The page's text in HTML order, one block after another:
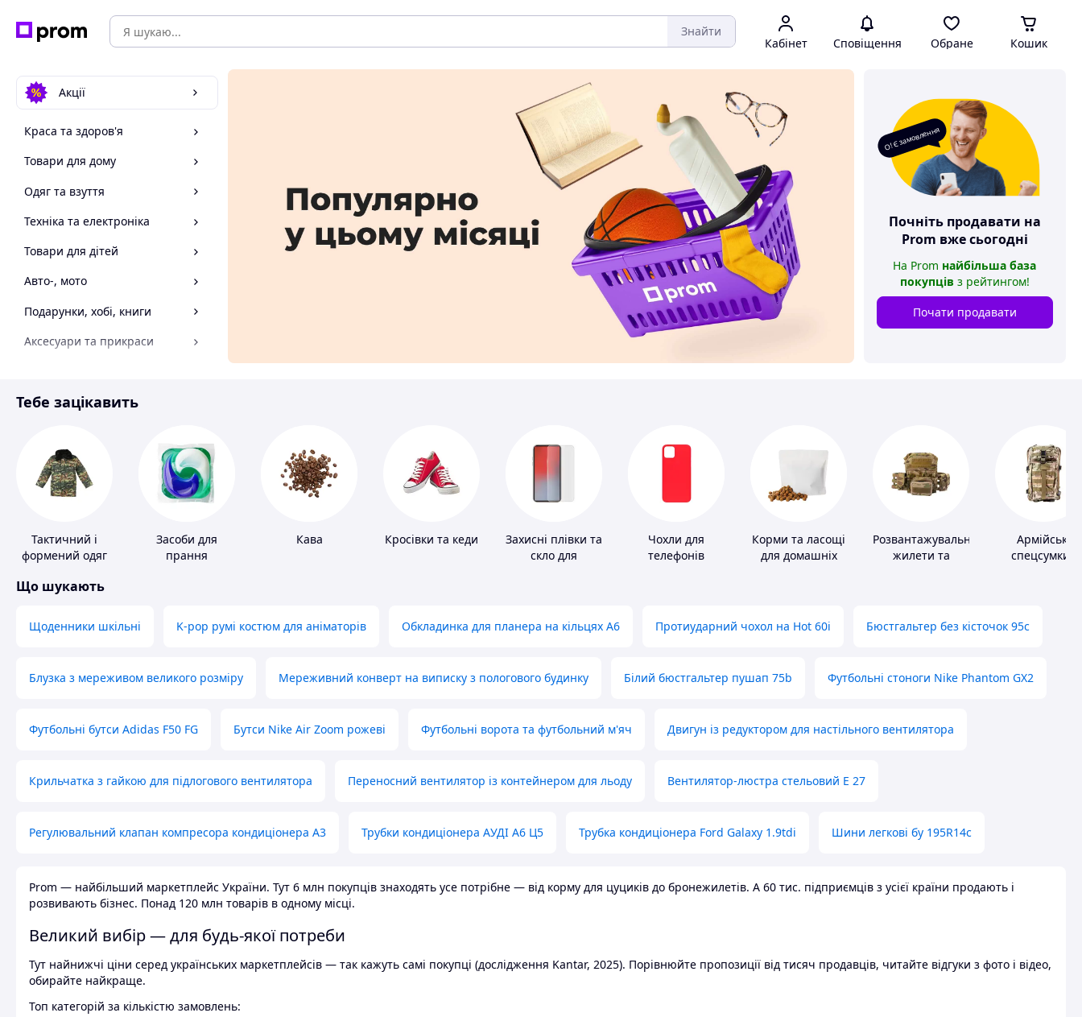
Знайти
Кабінет Сповіщення Обране Кошик
Акції
Краса та здоров'я
Товари для дому
Одяг та взуття
Техніка та електроніка
Товари для дітей
Авто-, мото
Подарунки, хобі, книги
Аксесуари та прикраси
Спорт і відпочинок
О! Є замовлення
Почніть продавати на
Prom вже сьогодні
На Prom найбільша база
покупців з рейтингом!
Почати продавати
Тебе зацікавить
Тактичний і
формений одяг
Засоби для
прання
Кава Кросівки та кеди
Захисні плівки та
скло для
Чохли для
телефонів
Корми та ласощі
для домашніх
Розвантажувальні
жилети та
Армійські
спецсумки і
Що шукають
Щоденники шкільні K-pop румі костюм для аніматорів Обкладинка для планера на кільцях А6 Протиударний чохол на Hot 60i Бюстгальтер без кісточок 95с
Блузка з мереживом великого розміру Мереживний конверт на виписку з пологового будинку Білий бюстгальтер пушап 75b Футбольні стоноги Nike Phantom GX2
Футбольні бутси Adidas F50 FG Бутси Nike Air Zoom рожеві Футбольні ворота та футбольний м'яч Двигун із редуктором для настільного вентилятора
Крильчатка з гайкою для підлогового вентилятора Переносний вентилятор із контейнером для льоду Вентилятор-люстра стельовий E 27
Регулювальний клапан компресора кондиціонера А3 Трубки кондиціонера АУДІ А6 Ц5 Трубка кондиціонера Ford Galaxy 1.9tdi Шини легкові бу 195R14c
Prom — найбільший маркетплейс України. Тут 6 млн покупців знаходять усе потрібне — від корму для цуциків до бронежилетів. А 60 тис. підприємців з усієї країни продають і
розвивають бізнес. Понад 120 млн товарів в одному місці.
Великий вибір — для будь-якої потреби
Тут найнижчі ціни серед українських маркетплейсів — так кажуть самі покупці (дослідження Kantar, 2025). Порівнюйте пропозиції від тисяч продавців, читайте відгуки з фото і відео,
обирайте найкраще.
Топ категорій за кількістю замовлень: